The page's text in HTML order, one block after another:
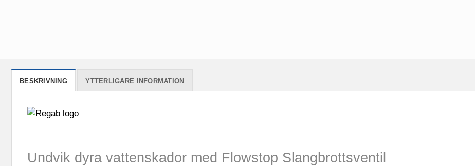
BESKRIVNING YTTERLIGARE INFORMATION
Undvik dyra vattenskador med Flowstop Slangbrottsventil